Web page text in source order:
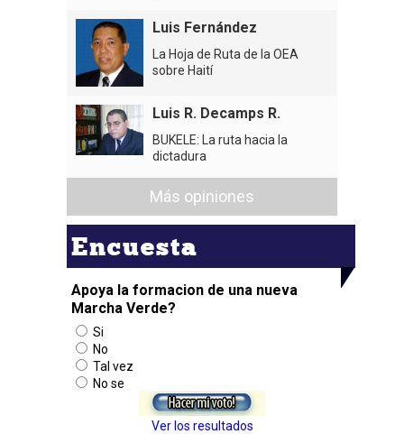
Luis Fernández
La Hoja de Ruta de la OEA
sobre Haití
Luis R. Decamps R.
BUKELE: La ruta hacia la
dictadura
Más opiniones
Encuesta
Apoya la formacion de una nueva
Marcha Verde?
Si
No
Tal vez
No se
Ver los resultados